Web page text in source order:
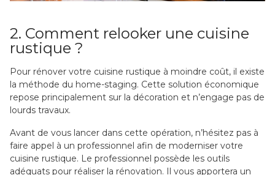
2. Comment relooker une cuisine
rustique ?
Pour rénover votre cuisine rustique à moindre coût, il existe
la méthode du home-staging. Cette solution économique
repose principalement sur la décoration et n’engage pas de
lourds travaux.
Avant de vous lancer dans cette opération, n’hésitez pas à
faire appel à un professionnel afin de moderniser votre
cuisine rustique. Le professionnel possède les outils
adéquats pour réaliser la rénovation. Il vous apportera un